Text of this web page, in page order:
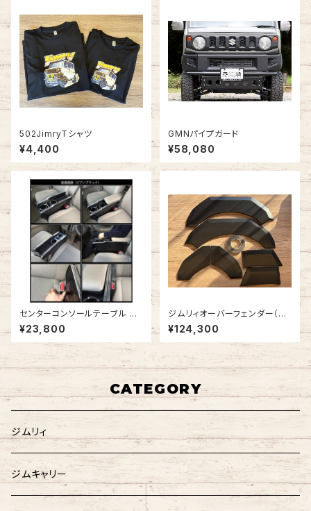
502JimryTシャツ
¥4,400
GMNパイプガード
¥58,080
センターコンソールテーブル エ
ブリィワゴン DA17W
¥23,800
ジムリィオーバーフェンダー（ラ
プター塗装済・細目)
¥124,300
CATEGORY
ジムリィ
ジムキャリー